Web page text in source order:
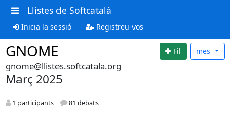
Llistes de Softcatalà
Inicia la sessió Registreu-vos
GNOME Fil mes
gnome@llistes.softcatala.org
Març 2025
1 participants 81 debats